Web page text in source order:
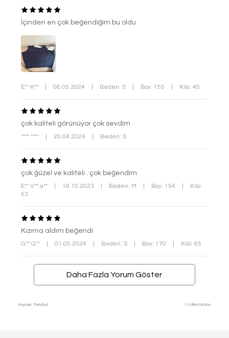
İçinden en çok beğendiğim bu oldu
E** K** 06.05.2024 Beden: S Boy: 155 Kilo: 45
çok kaliteli görünüyor çok sevdim
**** **** 20.04.2024 Beden: S
çok ğüzel ve kaliteli . çok beğendim
E** V** a** 16.10.2023 Beden: M Boy: 154
Kilo:
53
Kızıma aldım beğendi
G** G** 01.05.2024 Beden: S Boy: 170 Kilo: 65
Daha Fazla Yorum Göster
Kaynak: Trendyol ⚡ CollectAction